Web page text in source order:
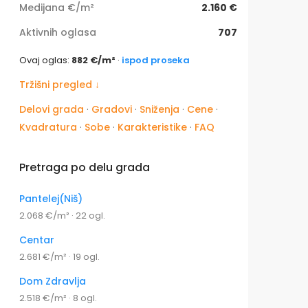
Medijana €/m²
2.160 €
Aktivnih oglasa
707
Ovaj oglas: 882 €/m² · ispod proseka
Tržišni pregled ↓
Delovi grada · Gradovi · Sniženja · Cene ·
Kvadratura · Sobe · Karakteristike · FAQ
Pretraga po delu grada
Pantelej(Niš)
2.068 €/m² · 22 ogl.
Centar
2.681 €/m² · 19 ogl.
Dom Zdravlja
2.518 €/m² · 8 ogl.